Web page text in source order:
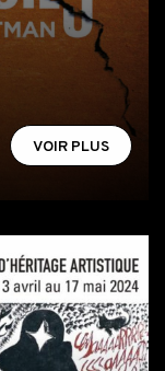
VOIR PLUS